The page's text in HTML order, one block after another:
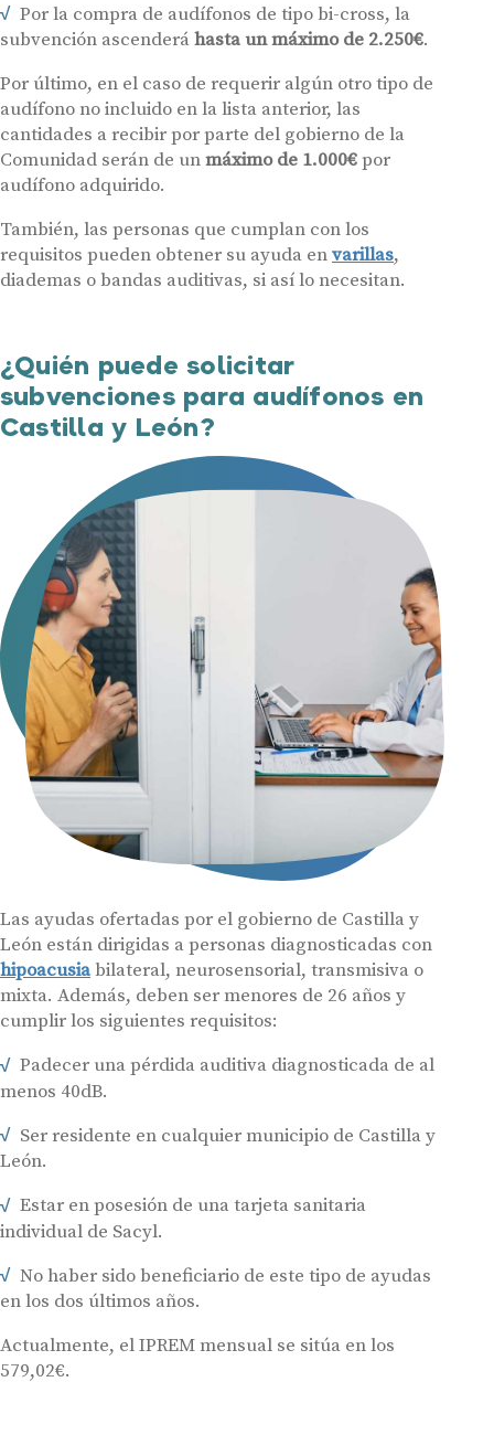
Por la compra de audífonos de tipo bi-cross, la
subvención ascenderáhasta un máximo de 2.250€.
Por último, en el caso de requerir algún otro tipo de
audífono no incluido en la lista anterior, las
cantidades a recibir por parte del gobierno de la
Comunidad serán de unmáximo de 1.000€por
audífono adquirido.
También, las personas que cumplan con los
requisitos pueden obtener su ayuda envarillas,
diademas o bandas auditivas, si así lo necesitan.
¿Quién puede solicitar
subvenciones para audífonos en
Castilla y León?
Las ayudas ofertadas por el gobierno de Castilla y
León están dirigidas a personas diagnosticadas con
hipoacusiabilateral, neurosensorial, transmisiva o
mixta. Además, deben ser menores de 26 años y
cumplir los siguientes requisitos:
Padecer una pérdida auditiva diagnosticada de al
menos 40dB.
Ser residente en cualquier municipio de Castilla y
León.
Estar en posesión de una tarjeta sanitaria
individual de Sacyl.
No haber sido beneficiario de este tipo de ayudas
en los dos últimos años.
Actualmente, el IPREM mensual se sitúa en los
579,02€.